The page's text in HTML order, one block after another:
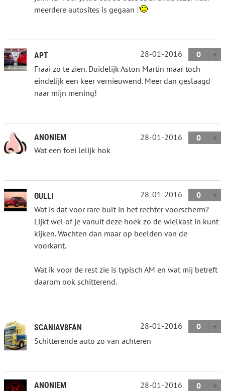
meerdere autosites is gegaan :'
APT 28-01-2016
0
Fraai zo te zien. Duidelijk Aston Martin maar toch
eindelijk een keer vernieuwend. Meer dan geslaagd
naar mijn mening!
ANONIEM 28-01-2016
0
Wat een foei lelijk hok
GULLI 28-01-2016
0
Wat is dat voor rare bult in het rechter voorscherm?
Lijkt wel of je vanuit deze hoek zo de wielkast in kunt
kijken. Wachten dan maar op beelden van de
voorkant.
Wat ik voor de rest zie is typisch AM en wat mij betreft
daarom ook schitterend.
SCANIAV8FAN 28-01-2016
0
Schitterende auto zo van achteren
ANONIEM 28-01-2016
0